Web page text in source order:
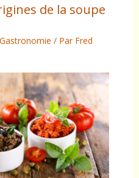
de la soupe
Gastronomie / Par Fred